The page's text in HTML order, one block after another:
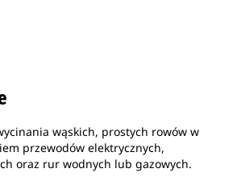
wąskich, prostych rowów w
przewodów elektrycznych,
oraz rur wodnych lub gazowych.